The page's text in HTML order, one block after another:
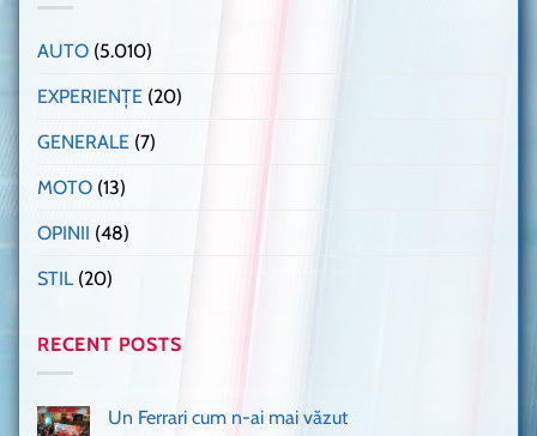
AUTO (5.010)
EXPERIENȚE (20)
GENERALE (7)
MOTO (13)
OPINII (48)
STIL (20)
RECENT POSTS
Un Ferrari cum n-ai mai văzut